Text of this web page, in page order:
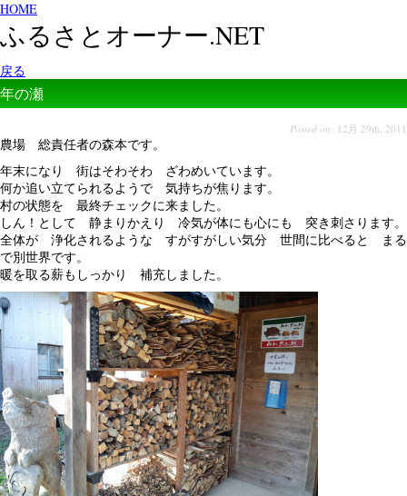
HOME
ふるさとオーナー.NET
戻る
年の瀬
Posted on: 12月 29th, 2011
農場 総責任者の森本です。
年末になり 街はそわそわ ざわめいています。
何か追い立てられるようで 気持ちが焦ります。
村の状態を 最終チェックに来ました。
しん！として 静まりかえり 冷気が体にも心にも 突き刺さります。
全体が 浄化されるような すがすがしい気分 世間に比べると まる
で別世界です。
暖を取る薪もしっかり 補充しました。